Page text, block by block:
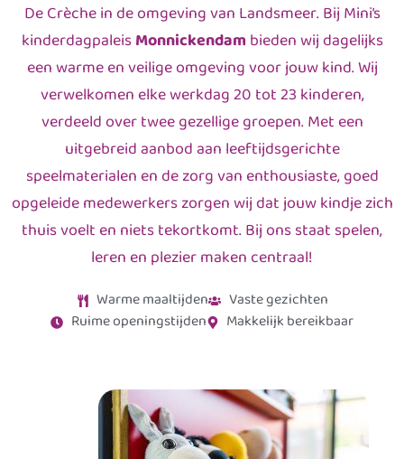
De Crèche in de omgeving van Landsmeer. Bij Mini’s
kinderdagpaleisMonnickendam bieden wij dagelijks
een warme en veilige omgeving voor jouw kind. Wij
verwelkomen elke werkdag 20 tot 23 kinderen,
verdeeld over twee gezellige groepen. Met een
uitgebreid aanbod aan leeftijdsgerichte
speelmaterialen en de zorg van enthousiaste, goed
opgeleide medewerkers zorgen wij dat jouw kindje zich
thuis voelt en niets tekortkomt. Bij ons staat spelen,
leren en plezier maken centraal!
Warme maaltijden
Vaste gezichten
Ruime openingstijden
Makkelijk bereikbaar